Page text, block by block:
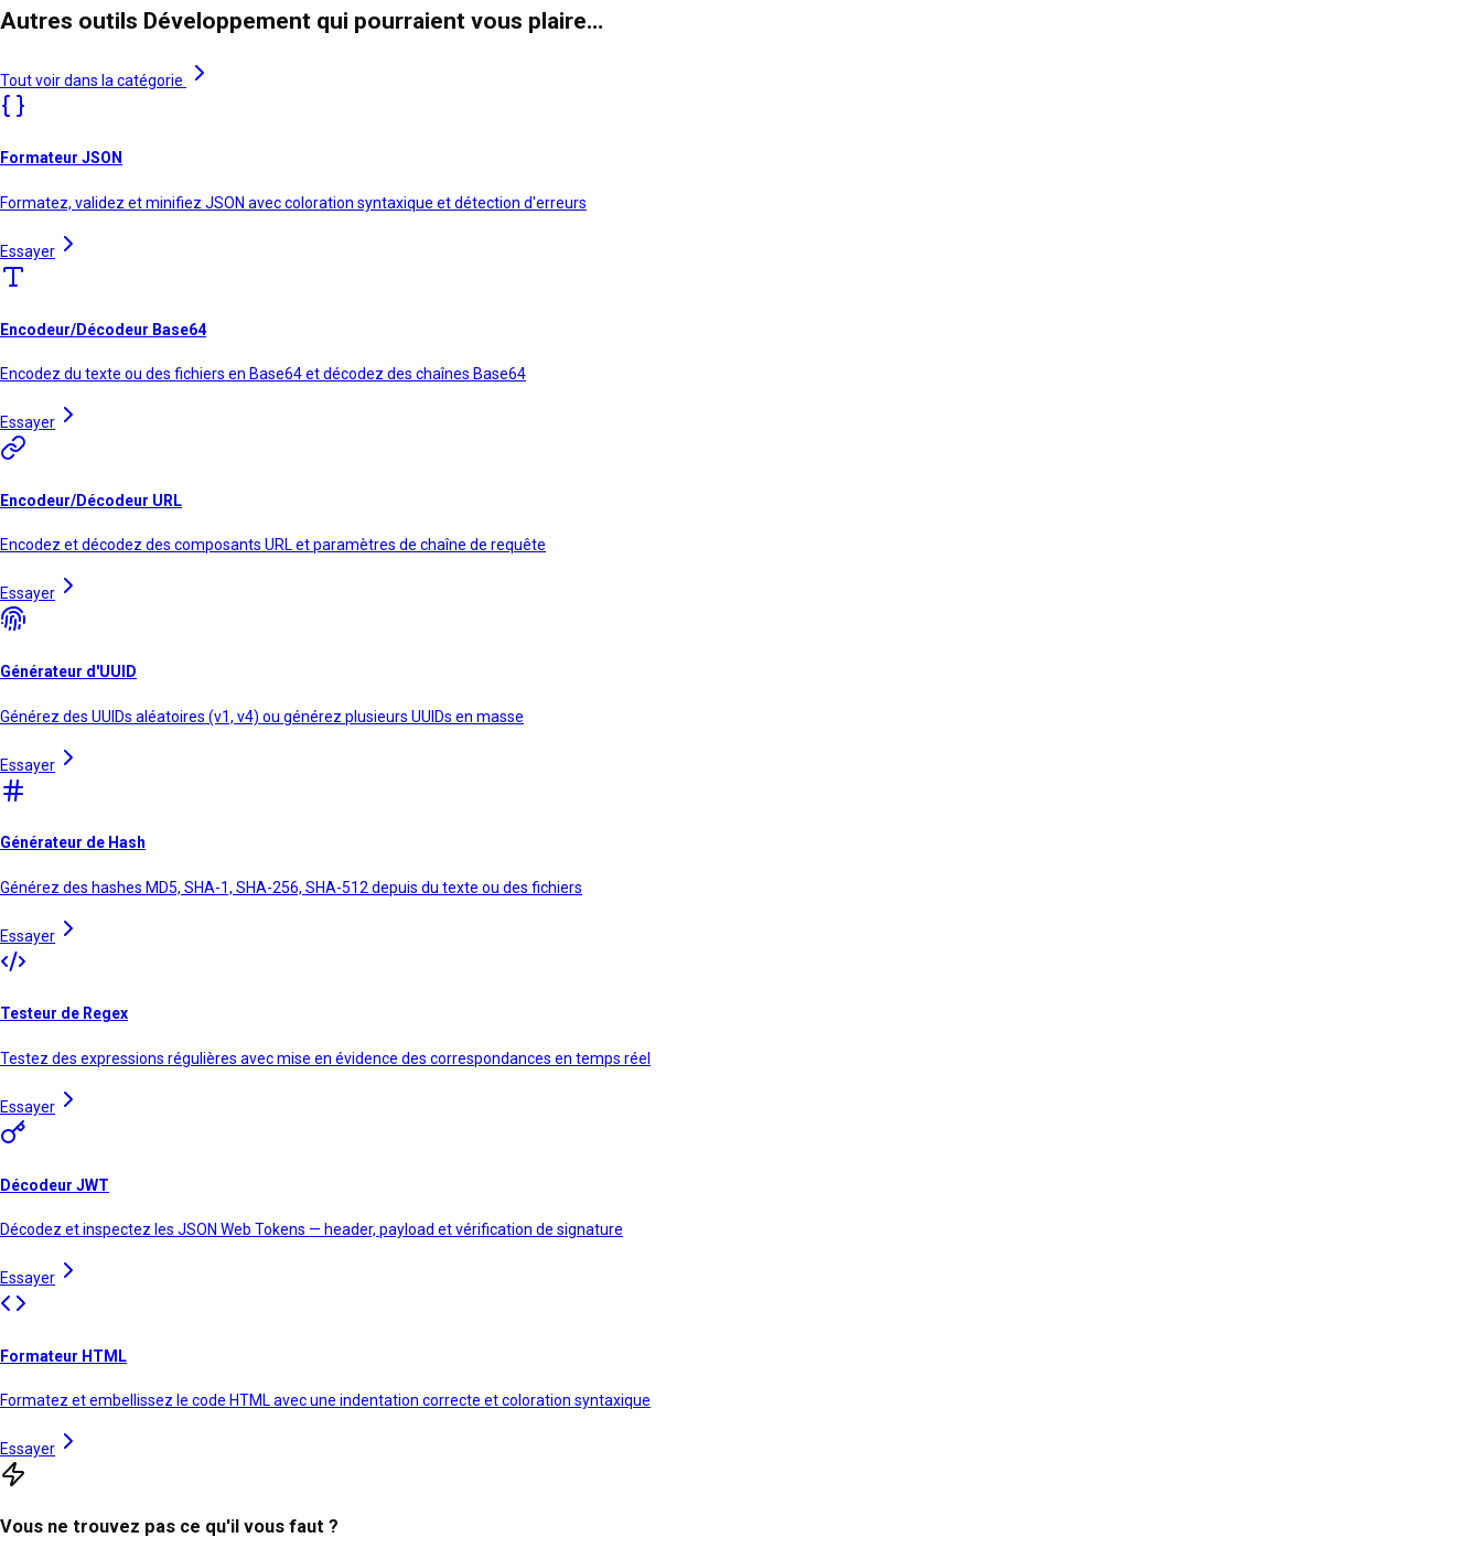
Autres outils Développement qui pourraient vous plaire…
Tout voir dans la catégorie
Formateur JSON
Formatez, validez et minifiez JSON avec coloration syntaxique et détection d'erreurs
Essayer
Encodeur/Décodeur Base64
Encodez du texte ou des fichiers en Base64 et décodez des chaînes Base64
Essayer
Encodeur/Décodeur URL
Encodez et décodez des composants URL et paramètres de chaîne de requête
Essayer
Générateur d'UUID
Générez des UUIDs aléatoires (v1, v4) ou générez plusieurs UUIDs en masse
Essayer
Générateur de Hash
Générez des hashes MD5, SHA-1, SHA-256, SHA-512 depuis du texte ou des fichiers
Essayer
Testeur de Regex
Testez des expressions régulières avec mise en évidence des correspondances en temps réel
Essayer
Décodeur JWT
Décodez et inspectez les JSON Web Tokens — header, payload et vérification de signature
Essayer
Formateur HTML
Formatez et embellissez le code HTML avec une indentation correcte et coloration syntaxique
Essayer
Vous ne trouvez pas ce qu'il vous faut ?